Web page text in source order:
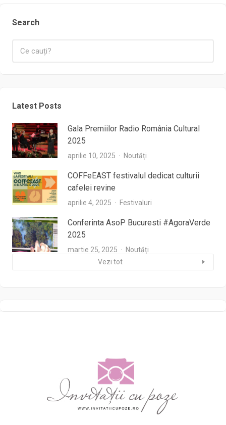
Search
Latest Posts
Gala Premiilor Radio România Cultural
2025
aprilie 10, 2025 Noutăți
COFFeEAST festivalul dedicat culturii
cafelei revine
aprilie 4, 2025 Festivaluri
Conferinta AsoP Bucuresti #AgoraVerde
2025
martie 25, 2025
Noutăți
Vezi tot